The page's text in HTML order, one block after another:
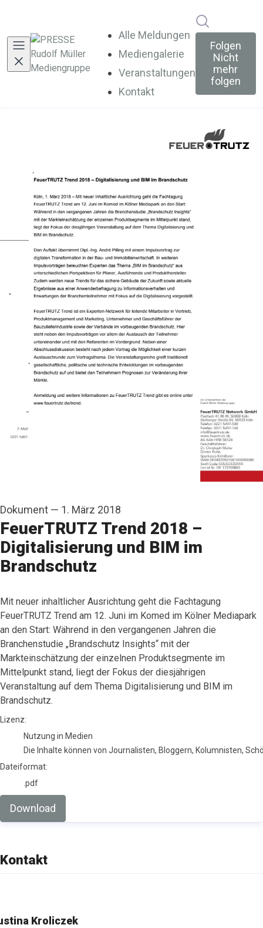
Alle Meldungen
Mediengalerie
Veranstaltungen
Kontakt
Folgen
Nicht
mehr
folgen
Dokument — 1. März 2018
FeuerTRUTZ Trend 2018 –
Digitalisierung und BIM im
Brandschutz
Mit neuer inhaltlicher Ausrichtung geht die Fachtagung
FeuerTRUTZ Trend am 12. Juni im Komed im Kölner Mediapark
an den Start: Während in den vergangenen Jahren die
Branchenstudie „Brandschutz Insights“ mit der
Markteinschätzung der einzelnen Produktsegmente im
Mittelpunkt stand, liegt der Fokus der diesjährigen
Veranstaltung auf dem Thema Digitalisierung und BIM im
Brandschutz.
go to media item
Lizenz:
Nutzung in Medien
Die Inhalte können von Journalisten, Bloggern, Kolumnisten,
Dateiformat:
.pdf
Download
Kontakt
Kroliczek